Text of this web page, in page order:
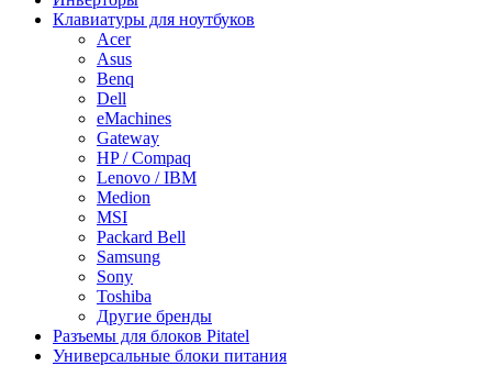
Клавиатуры для ноутбуков
Acer
Asus
Benq
Dell
eMachines
Gateway
HP / Compaq
Lenovo / IBM
Medion
MSI
Packard Bell
Samsung
Sony
Toshiba
Другие бренды
Разъемы для блоков Pitatel
Универсальные блоки питания